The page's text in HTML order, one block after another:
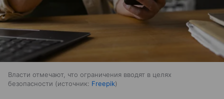
Власти отмечают, что ограничения вводят в целях
безопасности
источник: Freepik